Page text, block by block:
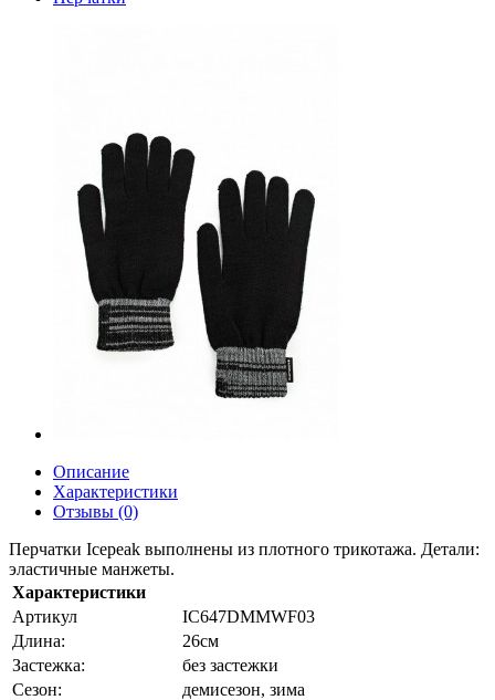
Описание
Характеристики
Отзывы (0)
Перчатки Icepeak выполнены из плотного трикотажа. Детали:
эластичные манжеты.
Характеристики
Артикул
IC647DMMWF03
Длина:
26см
Застежка:
без застежки
Сезон:
демисезон, зима